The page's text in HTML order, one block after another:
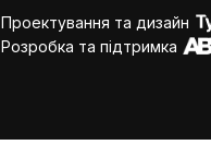
Проектування та дизайн
Розробка та підтримка